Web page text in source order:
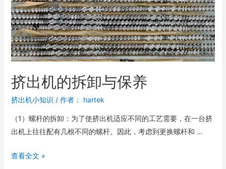
挤出机的拆卸与保养
挤出机小知识 / 作者： hartek
（1）螺杆的拆卸：为了使挤出机适应不同的工艺需要，在一台挤
出机上往往配有几根不同的螺杆。因此，考虑到更换螺杆和 …
查看全文 »